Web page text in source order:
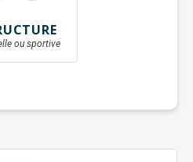
ou sportive